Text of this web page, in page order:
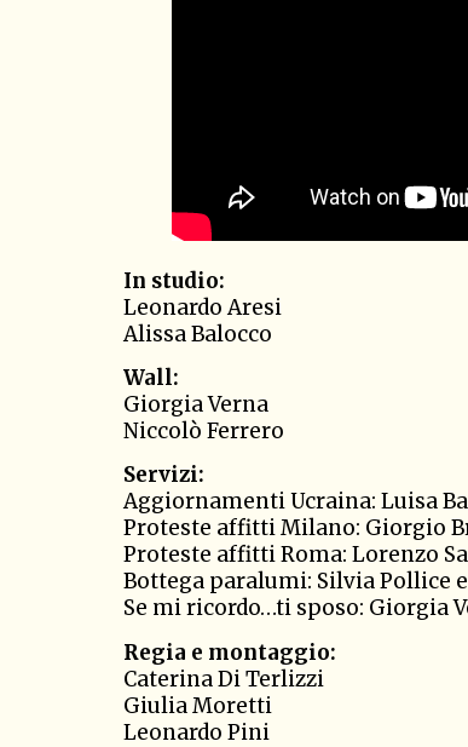
In studio:
Leonardo Aresi
Alissa Balocco
Wall:
Giorgia Verna
Niccolò Ferrero
Servizi:
Aggiornamenti Ucraina: Luisa
Proteste affitti Milano: Giorgio
Proteste affitti Roma: Lorenzo
Bottega paralumi: Silvia Pollice
Se mi ricordo…ti sposo: Giorgia
Regia e montaggio:
Caterina Di Terlizzi
Giulia Moretti
Leonardo Pini